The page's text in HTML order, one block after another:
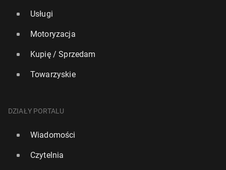
Usługi
Motoryzacja
Kupię / Sprzedam
Towarzyskie
DZIAŁY PORTALU
Wiadomości
Czytelnia